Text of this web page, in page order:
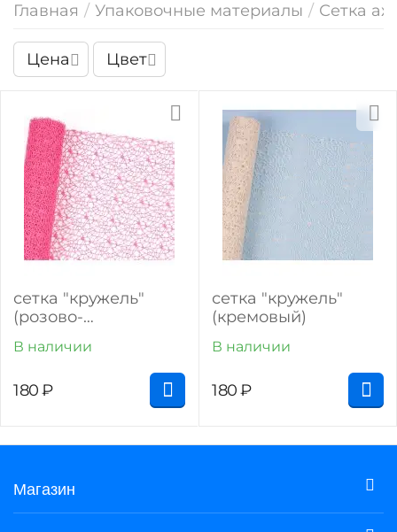
Главная / Упаковочные материалы / Сетка
Цена Цвет
сетка "кружель"
(розово-
В наличии
180₽
сетка "кружель"
(кремовый)
В наличии
180₽
Магазин